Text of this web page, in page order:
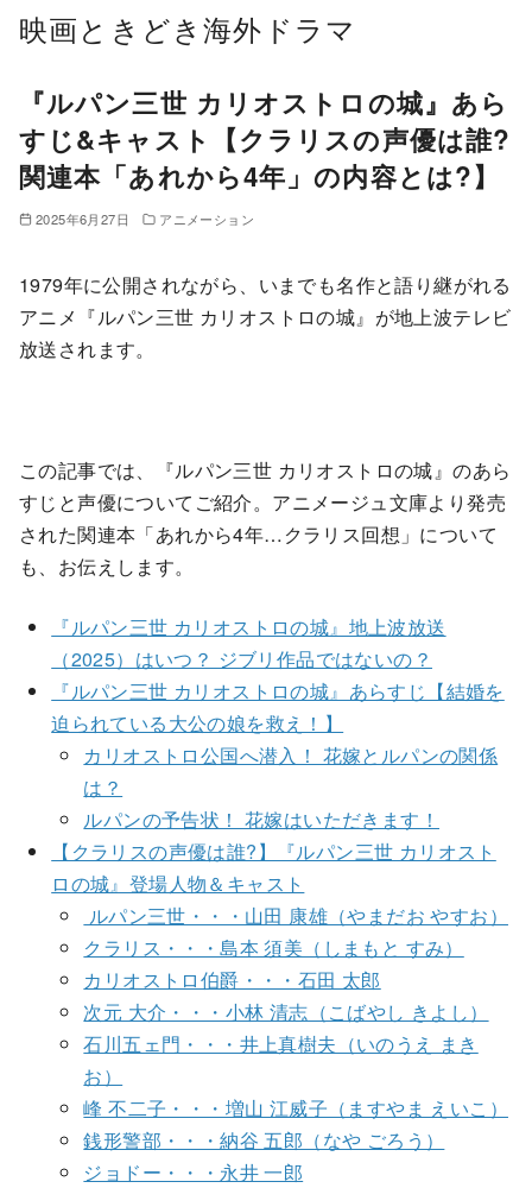
映画ときどき海外ドラマ
『ルパン三世 カリオストロの城』あら
すじ&キャスト【クラリスの声優は誰?
関連本「あれから4年」の内容とは?】
2025年6月27日 アニメーション
1979年に公開されながら、いまでも名作と語り継がれる
アニメ『ルパン三世 カリオストロの城』が地上波テレビ
放送されます。
この記事では、『ルパン三世 カリオストロの城』のあら
すじと声優についてご紹介。アニメージュ文庫より発売
された関連本「あれから4年…クラリス回想」について
も、お伝えします。
『ルパン三世 カリオストロの城』地上波放送
（2025）はいつ？ ジブリ作品ではないの？
『ルパン三世 カリオストロの城』あらすじ【結婚を
迫られている大公の娘を救え！】
カリオストロ公国へ潜入！ 花嫁とルパンの関係
は？
ルパンの予告状！ 花嫁はいただきます！
【クラリスの声優は誰?】『ルパン三世 カリオスト
ロの城』登場人物＆キャスト
ルパン三世・・・山田 康雄（やまだお やすお）
クラリス・・・島本 須美（しまもと すみ）
カリオストロ伯爵・・・石田 太郎
次元 大介・・・小林 清志（こばやし きよし）
石川五ェ門・・・井上真樹夫（いのうえ まき
お）
峰 不二子・・・増山 江威子（ますやま えいこ）
銭形警部・・・納谷 五郎（なや ごろう）
ジョドー・・・永井 一郎